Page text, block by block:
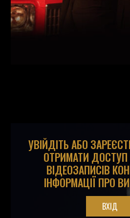
УВІЙДІТЬ АБО
ОТРИМАТИ ДОСТУП
ВІДЕОЗАПИСІВ
ІНФОРМАЦІЇ ПРО
ВХІД